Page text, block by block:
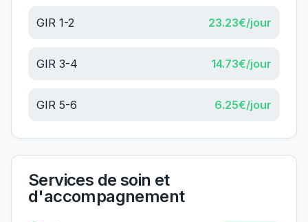
GIR 1-2 23.23€/jour
GIR 3-4 14.73€/jour
GIR 5-6 6.25€/jour
Services de soin et
d'accompagnement